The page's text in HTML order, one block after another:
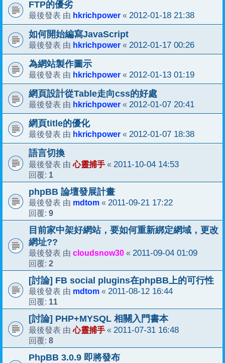
FTP的優劣
最後發表 由 hkrichpower « 2012-01-18 21:38
如何開始編寫JavaScript
最後發表 由 hkrichpower « 2012-01-17 00:26
為網站製作圖示
最後發表 由 hkrichpower « 2012-01-13 01:19
網頁設計從Table走向css的好處
最後發表 由 hkrichpower « 2012-01-07 20:41
網頁title的優化
最後發表 由 hkrichpower « 2012-01-07 18:38
語言切換
最後發表 由心靈捕手 « 2011-10-04 14:53
回覆: 1
phpBB 論壇發展計畫
最後發表 由 mdtom « 2011-09-21 17:22
回覆: 9
目前家中架好網站，要如何重新綁定網域，更改
網址??
最後發表 由 cloudsnow30 « 2011-09-04 01:09
回覆: 2
[討論] FB social plugins在phpBB上的可行性
最後發表 由 mdtom « 2011-08-12 16:44
回覆: 11
[討論] PHP+MYSQL 相關入門書本
最後發表 由心靈捕手 « 2011-07-31 16:48
回覆: 8
PhpBB 3.0.9 即將發布